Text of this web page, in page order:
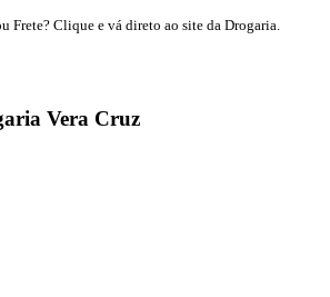
Frete? Clique e vá direto ao site da Drogaria.
Vera Cruz